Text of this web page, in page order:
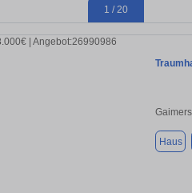
1 / 20
Haus